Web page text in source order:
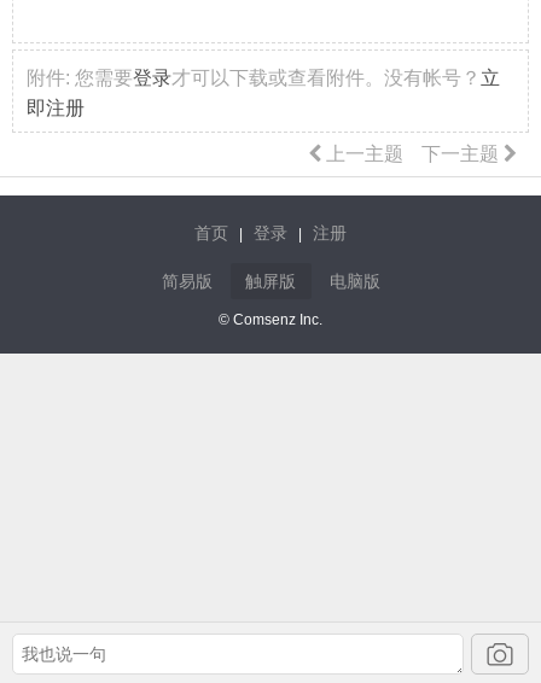
附件: 您需要登录才可以下载或查看附件。没有帐号？ 立
即注册
下一主题
上一主题
首页 登录 注册
简易版 触屏版 电脑版
© Comsenz Inc.